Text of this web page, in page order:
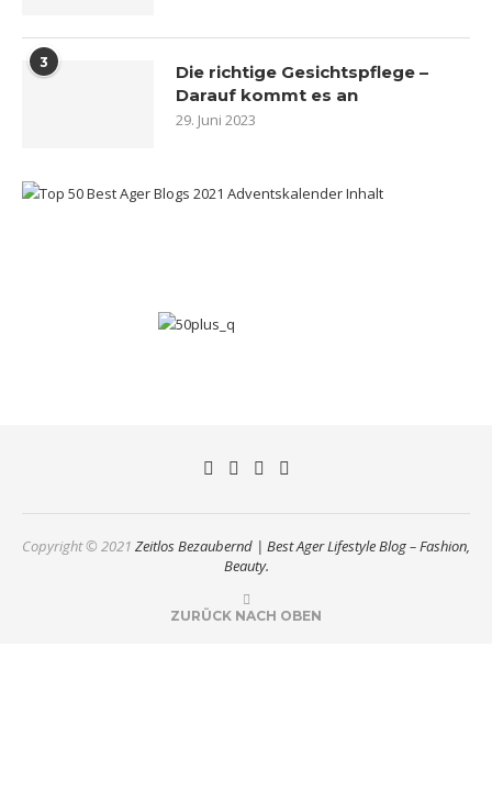
3
Die richtige Gesichtspflege –
Darauf kommt es an
29. Juni 2023
Copyright © 2021 Zeitlos Bezaubernd | Best Ager Lifestyle Blog – Fashion,
Beauty.
ZURÜCK NACH OBEN